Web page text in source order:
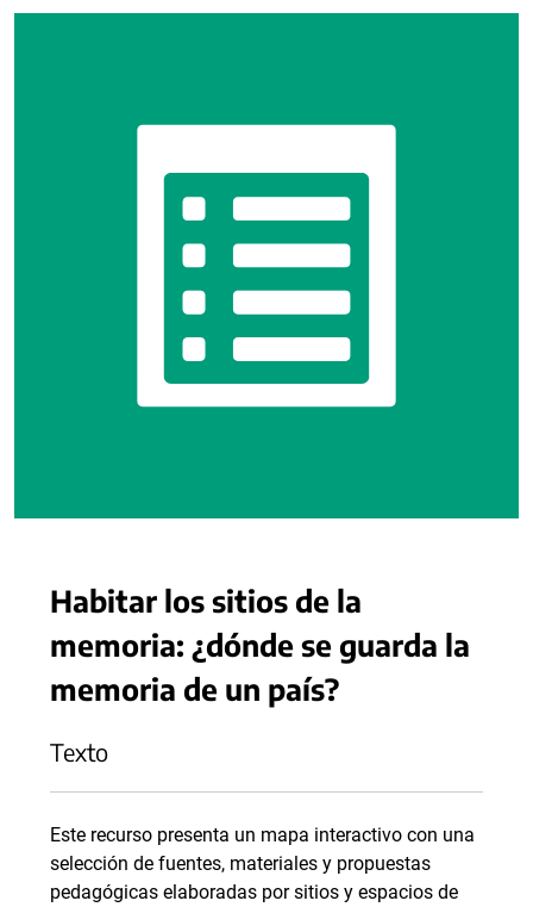
Habitar los sitios de la
memoria: ¿dónde se guarda la
memoria de un país?
Texto
Este recurso presenta un mapa interactivo con una
selección de fuentes, materiales y propuestas
pedagógicas elaboradas por sitios y espacios de